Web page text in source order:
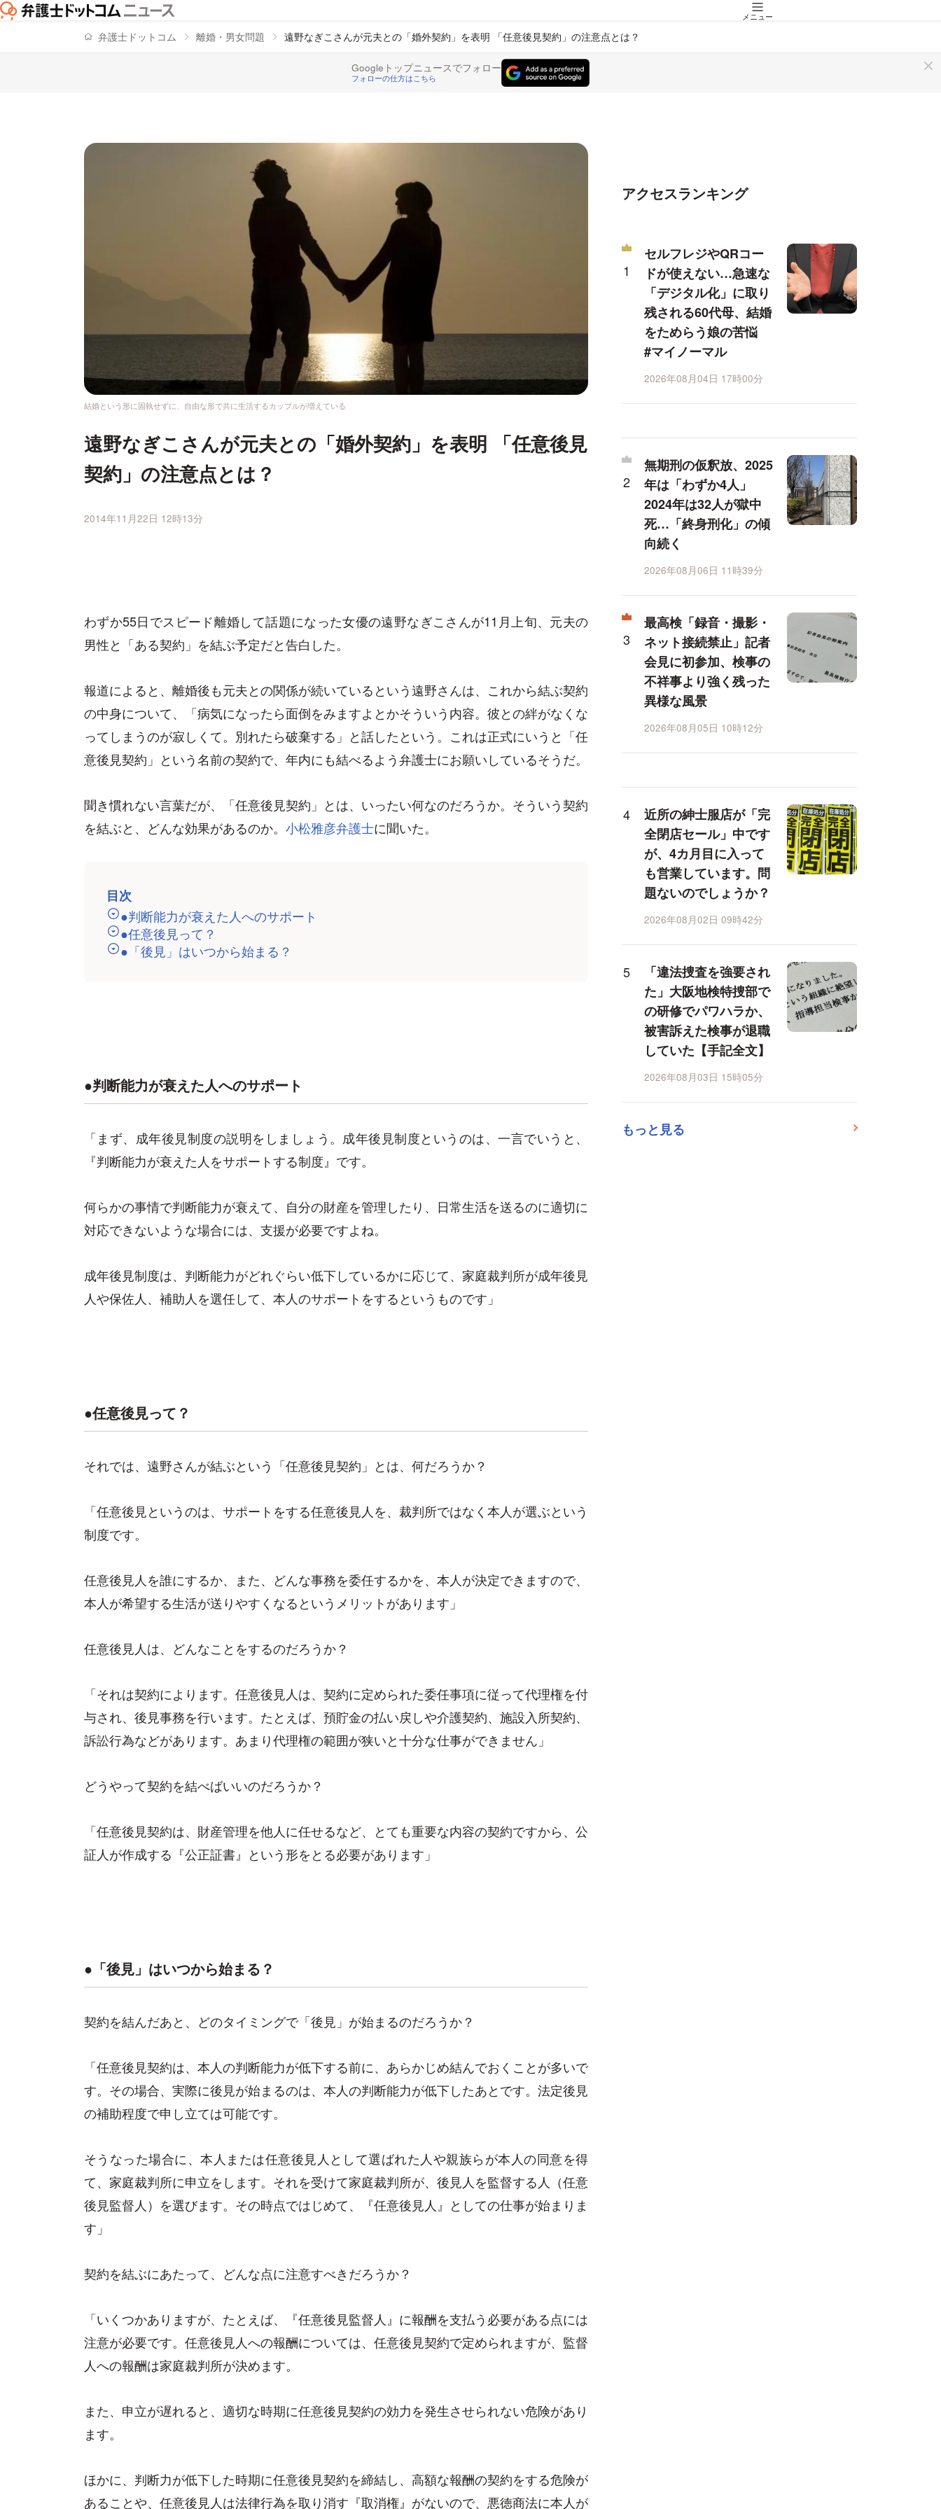
メニュー
弁護士ドットコム 離婚・男女問題 遠野なぎこさんが元夫との「婚外契約」を表明 「任意後見契約」の注意点とは？
Googleトップニュースでフォロー
フォローの仕方はこちら
結婚という形に固執せずに、自由な形で共に生活するカップルが増えている
遠野なぎこさんが元夫との「婚外契約」を表明 「任意後見
契約」の注意点とは？
2014年11月22日 12時13分
わずか55日でスピード離婚して話題になった女優の遠野なぎこさんが11月上旬、元夫の
男性と「ある契約」を結ぶ予定だと告白した。
報道によると、離婚後も元夫との関係が続いているという遠野さんは、これから結ぶ契約
の中身について、「病気になったら面倒をみますよとかそういう内容。彼との絆がなくな
ってしまうのが寂しくて。別れたら破棄する」と話したという。これは正式にいうと「任
意後見契約」という名前の契約で、年内にも結べるよう弁護士にお願いしているそうだ。
聞き慣れない言葉だが、「任意後見契約」とは、いったい何なのだろうか。そういう契約
を結ぶと、どんな効果があるのか。 小松雅彦弁護士に聞いた。
目次
●判断能力が衰えた人へのサポート
●任意後見って？
●「後見」はいつから始まる？
●判断能力が衰えた人へのサポート
「まず、成年後見制度の説明をしましょう。成年後見制度というのは、一言でいうと、
『判断能力が衰えた人をサポートする制度』です。
何らかの事情で判断能力が衰えて、自分の財産を管理したり、日常生活を送るのに適切に
対応できないような場合には、支援が必要ですよね。
成年後見制度は、判断能力がどれぐらい低下しているかに応じて、家庭裁判所が成年後見
人や保佐人、補助人を選任して、本人のサポートをするというものです」
●任意後見って？
それでは、遠野さんが結ぶという「任意後見契約」とは、何だろうか？
「任意後見というのは、サポートをする任意後見人を、裁判所ではなく本人が選ぶという
制度です。
任意後見人を誰にするか、また、どんな事務を委任するかを、本人が決定できますので、
本人が希望する生活が送りやすくなるというメリットがあります」
任意後見人は、どんなことをするのだろうか？
「それは契約によります。任意後見人は、契約に定められた委任事項に従って代理権を付
与され、後見事務を行います。たとえば、預貯金の払い戻しや介護契約、施設入所契約、
訴訟行為などがあります。あまり代理権の範囲が狭いと十分な仕事ができません」
どうやって契約を結べばいいのだろうか？
「任意後見契約は、財産管理を他人に任せるなど、とても重要な内容の契約ですから、公
証人が作成する『公正証書』という形をとる必要があります」
●「後見」はいつから始まる？
契約を結んだあと、どのタイミングで「後見」が始まるのだろうか？
「任意後見契約は、本人の判断能力が低下する前に、あらかじめ結んでおくことが多いで
す。その場合、実際に後見が始まるのは、本人の判断能力が低下したあとです。法定後見
の補助程度で申し立ては可能です。
そうなった場合に、本人または任意後見人として選ばれた人や親族らが本人の同意を得
て、家庭裁判所に申立をします。それを受けて家庭裁判所が、後見人を監督する人（任意
後見監督人）を選びます。その時点ではじめて、『任意後見人』としての仕事が始まりま
す」
契約を結ぶにあたって、どんな点に注意すべきだろうか？
「いくつかありますが、たとえば、『任意後見監督人』に報酬を支払う必要がある点には
注意が必要です。任意後見人への報酬については、任意後見契約で定められますが、監督
人への報酬は家庭裁判所が決めます。
また、申立が遅れると、適切な時期に任意後見契約の効力を発生させられない危険があり
ます。
ほかに、判断力が低下した時期に任意後見契約を締結し、高額な報酬の契約をする危険が
あることや、任意後見人は法律行為を取り消す『取消権』がないので、悪徳商法に本人が
アクセスランキング
セルフレジやQRコー
ドが使えない…急速な
「デジタル化」に取り
残される60代母、結婚
をためらう娘の苦悩
#マイノーマル
2026年08月04日 17時00分
無期刑の仮釈放、2025
年は「わずか4人」
2024年は32人が獄中
死…「終身刑化」の傾
向続く
2026年08月06日 11時39分
最高検「録音・撮影・
ネット接続禁止」記者
会見に初参加、検事の
不祥事より強く残った
異様な風景
2026年08月05日 10時12分
近所の紳士服店が「完
全閉店セール」中です
が、4カ月目に入って
も営業しています。問
題ないのでしょうか？
2026年08月02日 09時42分
「違法捜査を強要され
た」大阪地検特捜部で
の研修でパワハラか、
被害訴えた検事が退職
していた【手記全文】
2026年08月03日 15時05分
もっと見る